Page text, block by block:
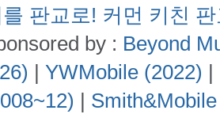
판교로! 커먼 키친
by : Beyond
| YWMobile (2022) |
|